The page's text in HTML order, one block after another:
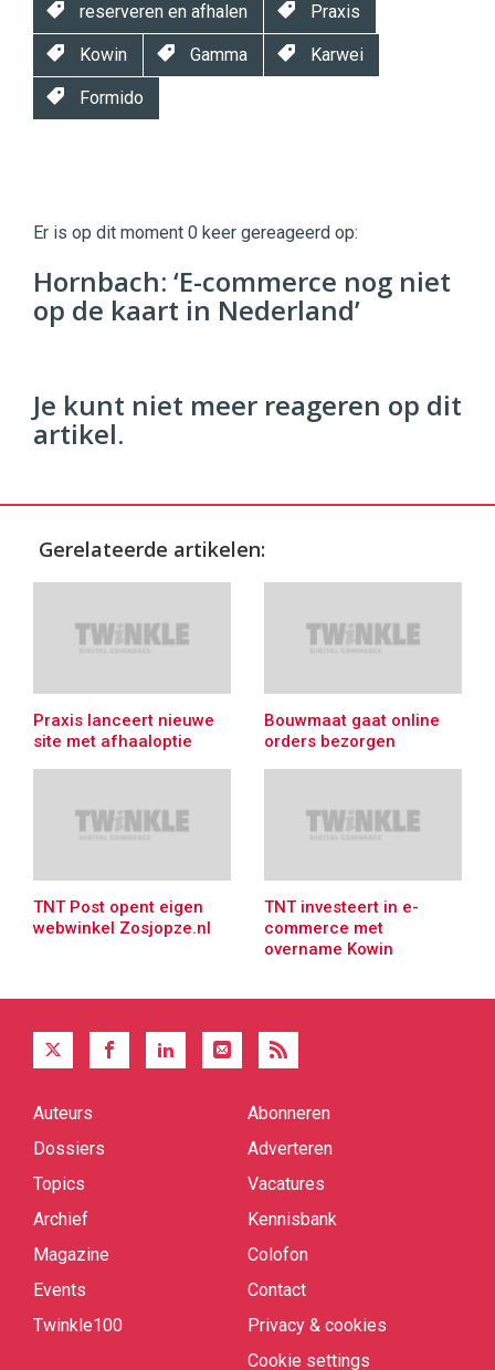
reserveren en afhalen Praxis
Kowin Gamma Karwei
Formido
|
Digital
Commerce https://twinklemagazine.nl
96 54
Er is op dit moment 0 keer gereageerd op:
Hornbach: ‘E-commerce nog niet
op de kaart in Nederland’
Je kunt niet meer reageren op dit
artikel.
Gerelateerde artikelen:
Praxis lanceert nieuwe
site met afhaaloptie
Bouwmaat gaat online
orders bezorgen
TNT Post opent eigen
webwinkel Zosjopze.nl
TNT investeert in e-
commerce met
overname Kowin
Quick
Auteurs
Dossiers
Topics
Archief
Magazine
Events
Twinkle100
Abonneren
Adverteren
Vacatures
Kennisbank
Colofon
Contact
Privacy & cookies
Cookie settings